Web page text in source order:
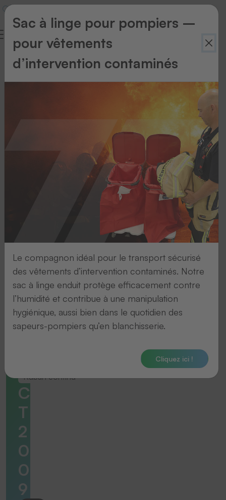
Retour
Ruban continu
C
T
2
0
0
9
Sac à linge pour pompiers –
pour vêtements
d’intervention contaminés
Le compagnon idéal pour le transport sécurisé
des vêtements d’intervention contaminés. Notre
sac à linge enduit protège efficacement contre
l’humidité et contribue à une manipulation
hygiénique, aussi bien dans le quotidien des
sapeurs-pompiers qu’en blanchisserie.
Cliquez ici !